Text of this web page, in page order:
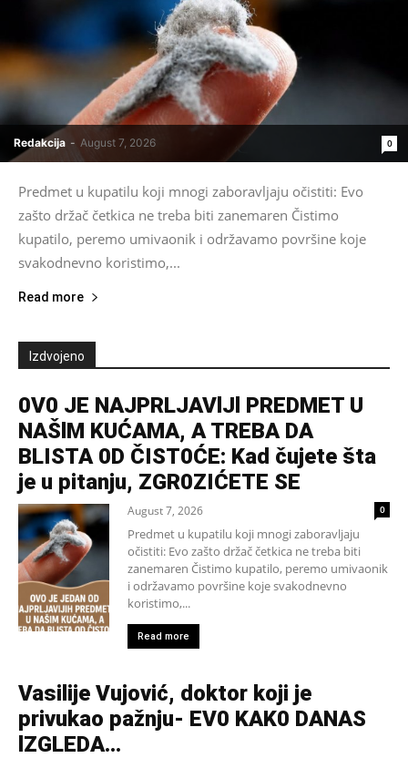
Redakcija - August 7, 2026 0
Predmet u kupatilu koji mnogi zaboravljaju očistiti: Evo
zašto držač četkica ne treba biti zanemaren Čistimo
kupatilo, peremo umivaonik i održavamo površine koje
svakodnevno koristimo,...
Read more
Izdvojeno
0V0 JE NAJPRLJAVlJl PREDMET U
NAŠlM KUĆAMA, A TREBA DA
BLISTA 0D ČIST0ĆE: Kad čujete šta
je u pitanju, ZGR0ZIĆETE SE
August 7, 2026 0
Predmet u kupatilu koji mnogi zaboravljaju
očistiti: Evo zašto držač četkica ne treba biti
zanemaren Čistimo kupatilo, peremo umivaonik
i održavamo površine koje svakodnevno
koristimo,...
Read more
Vasilije Vujović, doktor koji je
privukao pažnju- EV0 KAK0 DANAS
lZGLEDA…